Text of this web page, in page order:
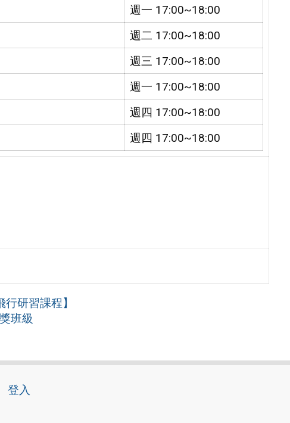
週一 17:00~18:00
週二 17:00~18:00
週三 17:00~18:00
週一 17:00~18:00
週四 17:00~18:00
週四 17:00~18:00
研習課程】
班級
登入